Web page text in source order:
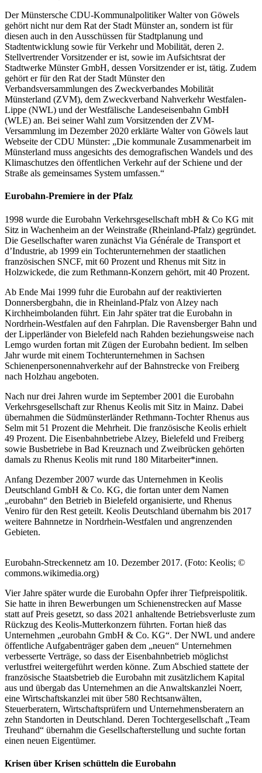
Der Münstersche CDU-Kommunalpolitiker Walter von Göwels
gehört nicht nur dem Rat der Stadt Münster an, sondern ist für
diesen auch in den Ausschüssen für Stadtplanung und
Stadtentwicklung sowie für Verkehr und Mobilität, deren 2.
Stellvertrender Vorsitzender er ist, sowie im Aufsichtsrat der
Stadtwerke Münster GmbH, dessen Vorsitzender er ist, tätig. Zudem
gehört er für den Rat der Stadt Münster den
Verbandsversammlungen des Zweckverbandes Mobilität
Münsterland (ZVM), dem Zweckverband Nahverkehr Westfalen-
Lippe (NWL) und der Westfälische Landeseisenbahn GmbH
(WLE) an. Bei seiner Wahl zum Vorsitzenden der ZVM-
Versammlung im Dezember 2020 erklärte Walter von Göwels laut
Webseite der CDU Münster: „Die kommunale Zusammenarbeit im
Münsterland muss angesichts des demografischen Wandels und des
Klimaschutzes den öffentlichen Verkehr auf der Schiene und der
Straße als gemeinsames System umfassen.“
Eurobahn-Premiere in der Pfalz
1998 wurde die Eurobahn Verkehrsgesellschaft mbH & Co KG mit
Sitz in Wachenheim an der Weinstraße (Rheinland-Pfalz) gegründet.
Die Gesellschafter waren zunächst Via Générale de Transport et
d’Industrie, ab 1999 ein Tochterunternehmen der staatlichen
französischen SNCF, mit 60 Prozent und Rhenus mit Sitz in
Holzwickede, die zum Rethmann-Konzern gehört, mit 40 Prozent.
Ab Ende Mai 1999 fuhr die Eurobahn auf der reaktivierten
Donnersbergbahn, die in Rheinland-Pfalz von Alzey nach
Kirchheimbolanden führt. Ein Jahr später trat die Eurobahn in
Nordrhein-Westfalen auf den Fahrplan. Die Ravensberger Bahn und
der Lipperländer von Bielefeld nach Rahden beziehungsweise nach
Lemgo wurden fortan mit Zügen der Eurobahn bedient. Im selben
Jahr wurde mit einem Tochterunternehmen in Sachsen
Schienenpersonennahverkehr auf der Bahnstrecke von Freiberg
nach Holzhau angeboten.
Nach nur drei Jahren wurde im September 2001 die Eurobahn
Verkehrsgesellschaft zur Rhenus Keolis mit Sitz in Mainz. Dabei
übernahmen die Südmünsterländer Rethmann-Tochter Rhenus aus
Selm mit 51 Prozent die Mehrheit. Die französische Keolis erhielt
49 Prozent. Die Eisenbahnbetriebe Alzey, Bielefeld und Freiberg
sowie Busbetriebe in Bad Kreuznach und Zweibrücken gehörten
damals zu Rhenus Keolis mit rund 180 Mitarbeiter*innen.
Anfang Dezember 2007 wurde das Unternehmen in Keolis
Deutschland GmbH & Co. KG, die fortan unter dem Namen
„eurobahn“ den Betrieb in Bielefeld organisierte, und Rhenus
Veniro für den Rest geteilt. Keolis Deutschland übernahm bis 2017
weitere Bahnnetze in Nordrhein-Westfalen und angrenzenden
Gebieten.
Eurobahn-Streckennetz am 10. Dezember 2017. (Foto: Keolis; ©
commons.wikimedia.org)
Vier Jahre später wurde die Eurobahn Opfer ihrer Tiefpreispolitik.
Sie hatte in ihren Bewerbungen um Schienenstrecken auf Masse
statt auf Preis gesetzt, so dass 2021 anhaltende Betriebsverluste zum
Rückzug des Keolis-Mutterkonzern führten. Fortan hieß das
Unternehmen „eurobahn GmbH & Co. KG“. Der NWL und andere
öffentliche Aufgabenträger gaben dem „neuen“ Unternehmen
verbesserte Verträge, so dass der Eisenbahnbetrieb möglichst
verlustfrei weitergeführt werden könne. Zum Abschied stattete der
französische Staatsbetrieb die Eurobahn mit zusätzlichem Kapital
aus und übergab das Unternehmen an die Anwaltskanzlei Noerr,
eine Wirtschaftskanzlei mit über 580 Rechtsanwälten,
Steuerberatern, Wirtschaftsprüfern und Unternehmensberatern an
zehn Standorten in Deutschland. Deren Tochtergesellschaft „Team
Treuhand“ übernahm die Gesellschafterstellung und suchte fortan
einen neuen Eigentümer.
Krisen über Krisen schütteln die Eurobahn